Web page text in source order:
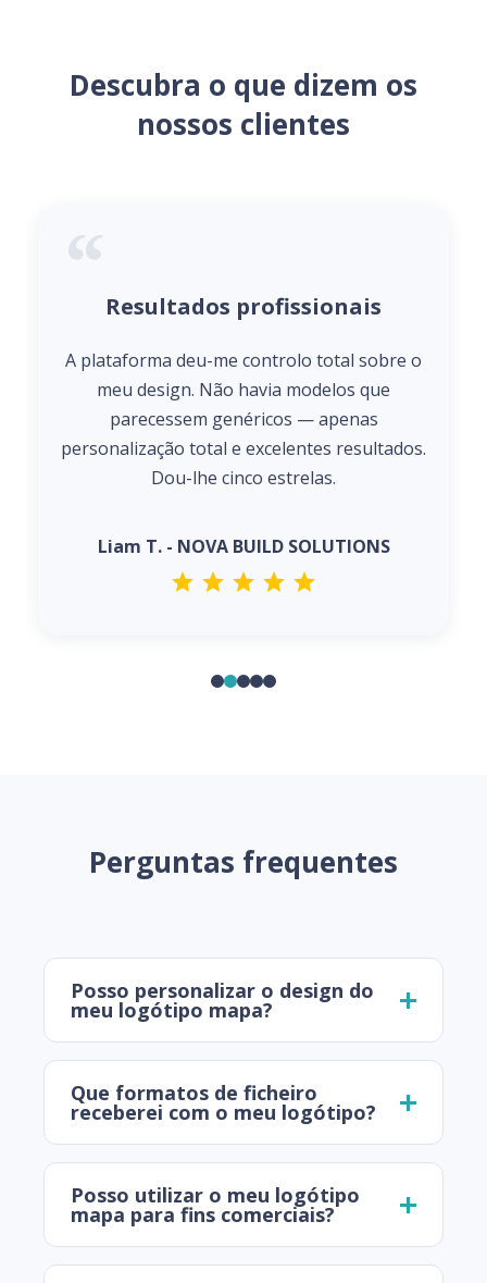
Descubra o que dizem os
nossos clientes
Resultados profissionais
A plataforma deu-me controlo total sobre o
meu design. Não havia modelos que
parecessem genéricos — apenas
personalização total e excelentes resultados.
Dou-lhe cinco estrelas.
Liam T. - NOVA BUILD SOLUTIONS
Perguntas frequentes
Posso personalizar o design do
meu logótipo mapa?
Que formatos de ficheiro
receberei com o meu logótipo?
Posso utilizar o meu logótipo
mapa para fins comerciais?